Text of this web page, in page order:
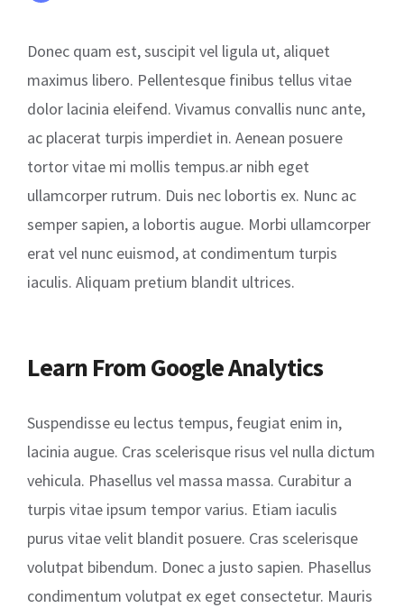
Donec quam est, suscipit vel ligula ut, aliquet
maximus libero. Pellentesque finibus tellus vitae
dolor lacinia eleifend. Vivamus convallis nunc ante,
ac placerat turpis imperdiet in. Aenean posuere
tortor vitae mi mollis tempus.ar nibh eget
ullamcorper rutrum. Duis nec lobortis ex. Nunc ac
semper sapien, a lobortis augue. Morbi ullamcorper
erat vel nunc euismod, at condimentum turpis
iaculis. Aliquam pretium blandit ultrices.
Learn From Google Analytics
Suspendisse eu lectus tempus, feugiat enim in,
lacinia augue. Cras scelerisque risus vel nulla dictum
vehicula. Phasellus vel massa massa. Curabitur a
turpis vitae ipsum tempor varius. Etiam iaculis
purus vitae velit blandit posuere. Cras scelerisque
volutpat bibendum. Donec a justo sapien. Phasellus
condimentum volutpat ex eget consectetur. Mauris